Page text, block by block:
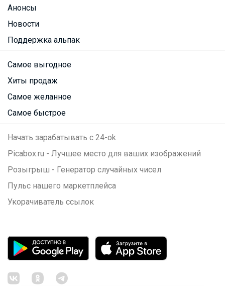
Анонсы
Новости
Поддержка альпак
Самое выгодное
Хиты продаж
Самое желанное
Самое быстрое
Начать зарабатывать с 24-ok
Picabox.ru - Лучшее место для ваших изображений
Розыгрыш - Генератор случайных чисел
Пульс нашего маркетплейса
Укорачиватель ссылок